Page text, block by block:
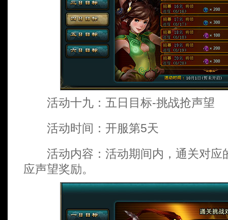
活动十九：五日目标-挑战抢声望
活动时间：开服第5天
活动内容：活动期间内，通关对应
应声望奖励。